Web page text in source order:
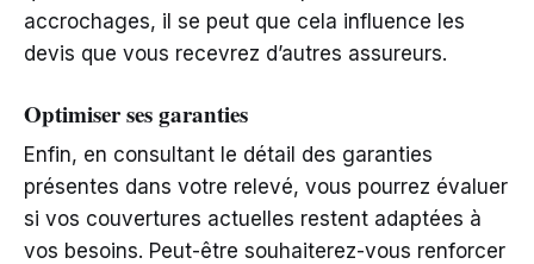
accrochages, il se peut que cela influence les
devis que vous recevrez d’autres assureurs.
Optimiser ses garanties
Enfin, en consultant le détail des garanties
présentes dans votre relevé, vous pourrez évaluer
si vos couvertures actuelles restent adaptées à
vos besoins. Peut-être souhaiterez-vous renforcer